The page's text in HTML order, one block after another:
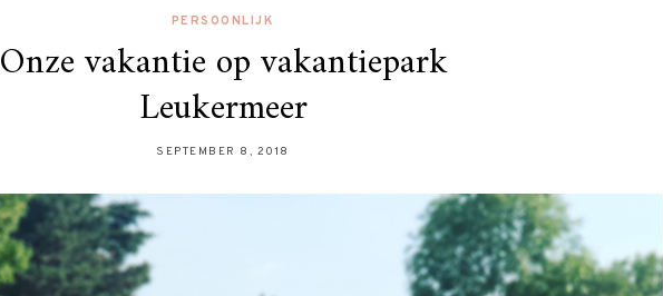
PERSOONLIJK
Onze vakantie op vakantiepark
Leukermeer
SEPTEMBER 8, 2018